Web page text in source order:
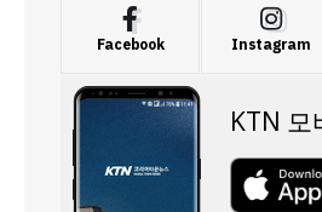
Facebook Instagram